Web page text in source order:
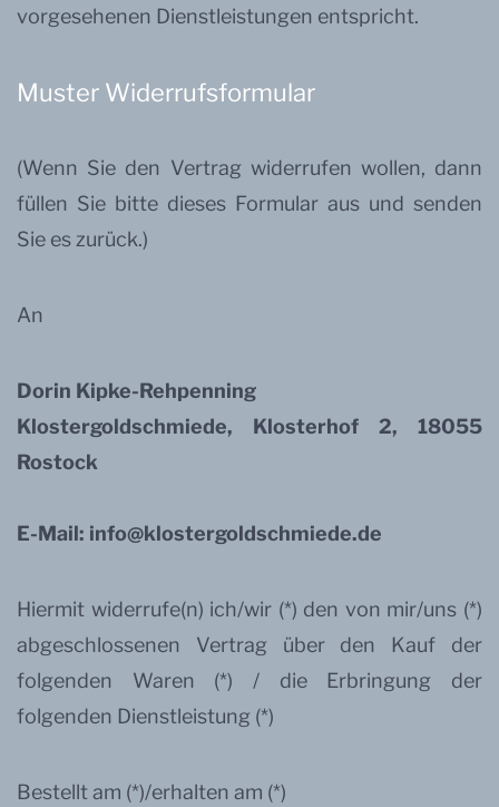
vorgesehenen Dienstleistungen entspricht.
Muster Widerrufsformular
(Wenn Sie den Vertrag widerrufen wollen, dann
füllen Sie bitte dieses Formular aus und senden
Sie es zurück.)
An
Dorin Kipke-Rehpenning
Klostergoldschmiede, Klosterhof 2, 18055
Rostock
E-Mail: info@klostergoldschmiede.de
Hiermit widerrufe(n) ich/wir (*) den von mir/uns (*)
abgeschlossenen Vertrag über den Kauf der
folgenden Waren (*) / die Erbringung der
folgenden Dienstleistung (*)
Bestellt am (*)/erhalten am (*)